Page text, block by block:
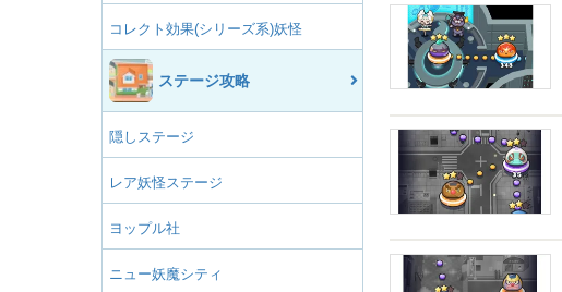
コレクト効果(シリーズ系)妖怪
ステージ攻略
隠しステージ
レア妖怪ステージ
ヨップル社
ニュー妖魔シティ